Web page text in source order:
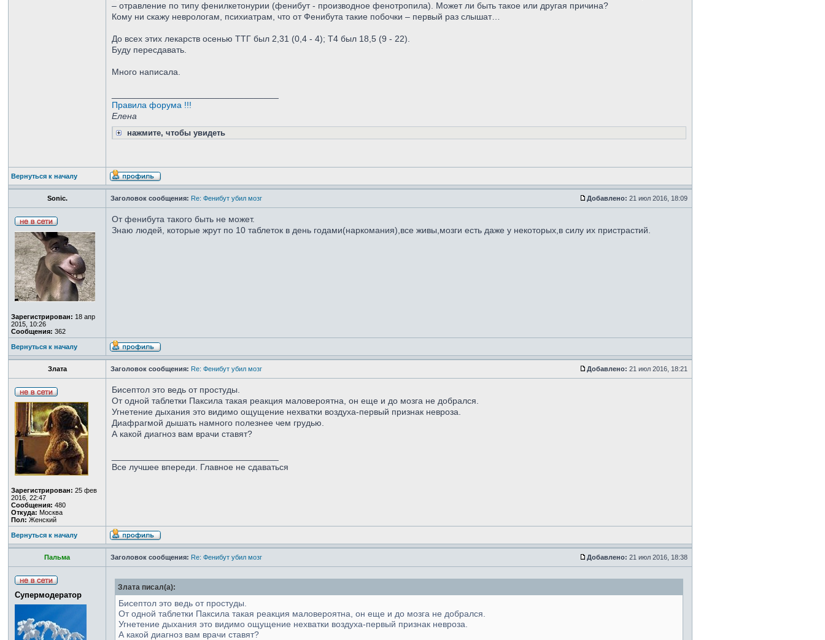
– отравление по типу фенилкетонурии (фенибут - производное фенотропила). Может ли быть такое или другая причина?
Кому ни скажу неврологам, психиатрам, что от Фенибута такие побочки – первый раз слышат…
До всех этих лекарств осенью ТТГ был 2,31 (0,4 - 4); Т4 был 18,5 (9 - 22).
Буду пересдавать.
Много написала.
Правила форума !!!
Елена
нажмите, чтобы увидеть
Вернуться к началу
Sonic. Заголовок сообщения: Re: Фенибут убил мозг Добавлено: 21 июл 2016, 18:09
Зарегистрирован: 18 апр
2015, 10:26
Сообщения: 362
От фенибута такого быть не может.
Знаю людей, которые жрут по 10 таблеток в день годами(наркомания),все живы,мозги есть даже у некоторых,в силу их пристрастий.
Вернуться к началу
Злата Заголовок сообщения: Re: Фенибут убил мозг Добавлено: 21 июл 2016, 18:21
Зарегистрирован: 25 фев
2016, 22:47
Сообщения: 480
Откуда: Москва
Пол: Женский
Бисептол это ведь от простуды.
От одной таблетки Паксила такая реакция маловероятна, он еще и до мозга не добрался.
Угнетение дыхания это видимо ощущение нехватки воздуха-первый признак невроза.
Диафрагмой дышать намного полезнее чем грудью.
А какой диагноз вам врачи ставят?
Все лучшее впереди. Главное не сдаваться
Вернуться к началу
Пальма Заголовок сообщения: Re: Фенибут убил мозг Добавлено: 21 июл 2016, 18:38
Супермодератор
Злата писал(а):
Бисептол это ведь от простуды.
От одной таблетки Паксила такая реакция маловероятна, он еще и до мозга не добрался.
Угнетение дыхания это видимо ощущение нехватки воздуха-первый признак невроза.
А какой диагноз вам врачи ставят?